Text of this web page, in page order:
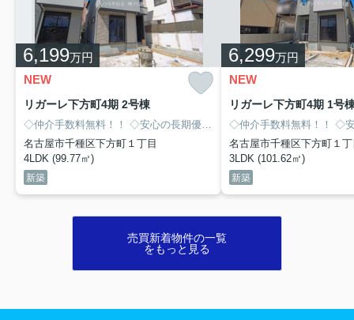
6,199万円
NEW
リガーレ下方町4期 2号棟
◇仲介手数料無料！！ ◇安心の長期優良住宅！！ ◇４LDK！！ ◇市営
名古屋市千種区下方町１丁目
4LDK (99.77㎡)
新築
6,299万円
NEW
リガーレ下方町4期 1号
◇仲介手数料無料！！
◇安心
名古屋市千種区下方町１
3LDK (101.62㎡)
新築
売買新着物件の一覧
をもっと見る